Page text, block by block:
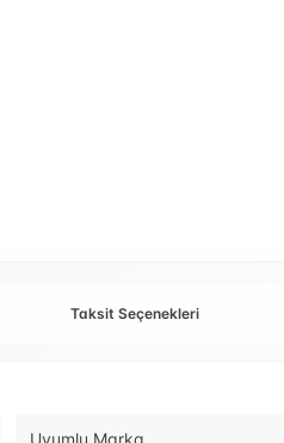
Taksit Seçenekleri